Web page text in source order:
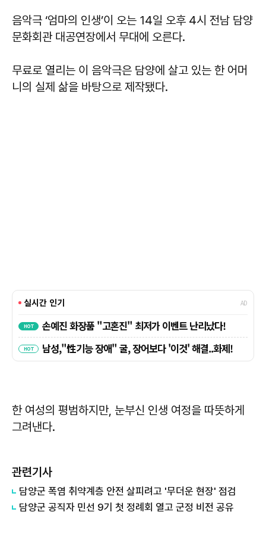
음악극 ‘엄마의 인생’이 오는 14일 오후 4시 전남 담양
문화회관 대공연장에서 무대에 오른다.
무료로 열리는 이 음악극은 담양에 살고 있는 한 어머
니의 실제 삶을 바탕으로 제작됐다.
한 여성의 평범하지만, 눈부신 인생 여정을 따뜻하게
그려낸다.
관련기사
담양군 폭염 취약계층 안전 살피려고 '무더운 현장' 점검
담양군 공직자 민선 9기 첫 정례회 열고 군정 비전 공유